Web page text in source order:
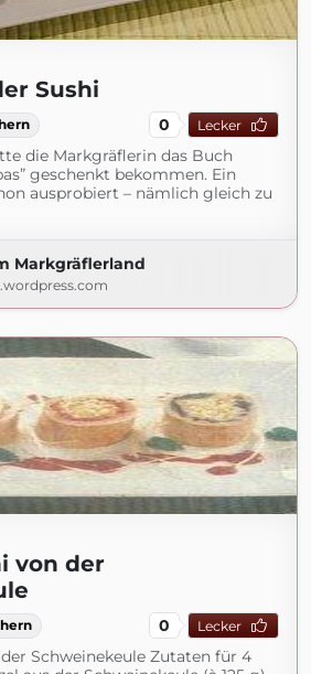
Sushi
0 Lecker
die Markgräflerin das Buch
geschenkt bekommen. Ein
ausprobiert – nämlich gleich zu
Markgräflerland
von der
0 Lecker
der Schweinekeule Zutaten für 4